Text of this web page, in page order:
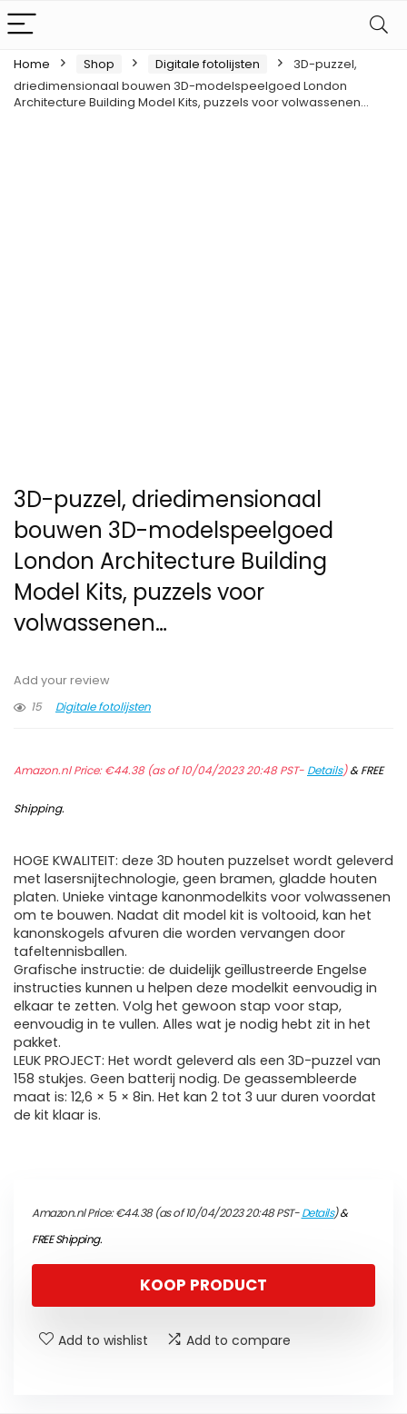
Home Shop Digitale fotolijsten
3D-puzzel,
driedimensionaal bouwen 3D-modelspeelgoed London
Architecture Building Model Kits, puzzels voor volwassenen…
3D-puzzel, driedimensionaal
bouwen 3D-modelspeelgoed
London Architecture Building
Model Kits, puzzels voor
volwassenen…
Add your review
15
Digitale fotolijsten
Amazon.nl Price:€44.38(as of 10/04/2023 20:48 PST- Details)&FREE
Shipping.
HOGE KWALITEIT: deze 3D houten puzzelset wordt geleverd
met lasersnijtechnologie, geen bramen, gladde houten
platen. Unieke vintage kanonmodelkits voor volwassenen
om te bouwen. Nadat dit model kit is voltooid, kan het
kanonskogels afvuren die worden vervangen door
tafeltennisballen.
Grafische instructie: de duidelijk geïllustreerde Engelse
instructies kunnen u helpen deze modelkit eenvoudig in
elkaar te zetten. Volg het gewoon stap voor stap,
eenvoudig in te vullen. Alles wat je nodig hebt zit in het
pakket.
LEUK PROJECT: Het wordt geleverd als een 3D-puzzel van
158 stukjes. Geen batterij nodig. De geassembleerde
maat is: 12,6 × 5 × 8in. Het kan 2 tot 3 uur duren voordat
de kit klaar is.
Amazon.nl Price:€44.38(as of 10/04/2023 20:48 PST-Details)&
FREE Shipping.
KOOP PRODUCT
Add to wishlist Add to compare